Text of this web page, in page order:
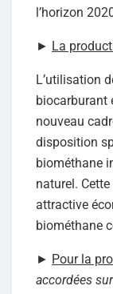
l’horizon
► La
L’utilisation
biocarburant
nouveau
disposition
biométhane
naturel.
attractive
biométhane
► Pour la
accordées